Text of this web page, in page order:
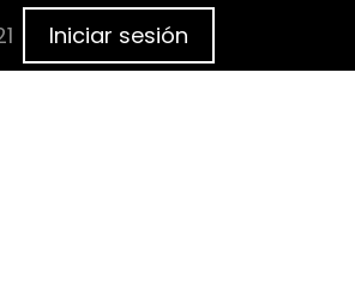
Cita Iniciar sesión